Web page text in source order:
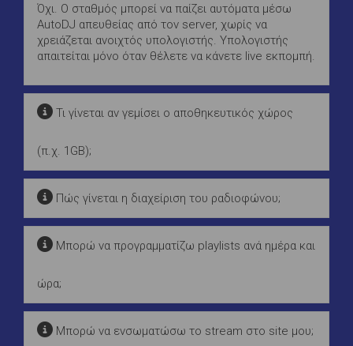
Όχι. Ο σταθμός μπορεί να παίζει αυτόματα μέσω
AutoDJ απευθείας από τον server, χωρίς να
χρειάζεται ανοιχτός υπολογιστής. Υπολογιστής
απαιτείται μόνο όταν θέλετε να κάνετε live εκπομπή.
Τι γίνεται αν γεμίσει ο αποθηκευτικός χώρος
(π.χ. 1GB);
Πώς γίνεται η διαχείριση του ραδιοφώνου;
Μπορώ να προγραμματίζω playlists ανά ημέρα και
ώρα;
Μπορώ να ενσωματώσω το stream στο site μου;